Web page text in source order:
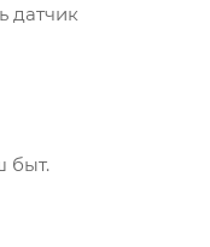
датчик
быт.